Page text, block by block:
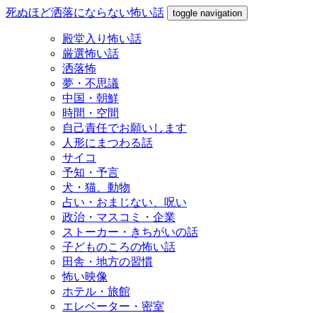
死ぬほど洒落にならない怖い話 toggle navigation
殿堂入り怖い話
厳選怖い話
洒落怖
夢・不思議
中国・朝鮮
時間・空間
自己責任でお願いします
人形にまつわる話
サイコ
予知・予言
犬・猫、動物
占い・おまじない、呪い
政治・マスコミ・企業
ストーカー・きちがいの話
子どものころの怖い話
田舎・地方の習慣
怖い映像
ホテル・旅館
エレベーター・密室